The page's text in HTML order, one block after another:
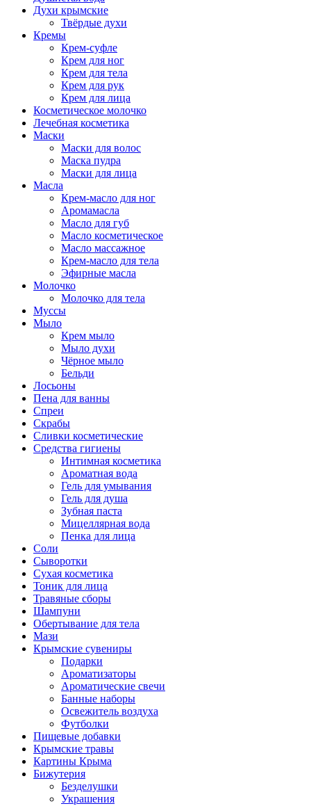
Духи крымские
Твёрдые духи
Кремы
Крем-суфле
Крем для ног
Крем для тела
Крем для рук
Крем для лица
Косметическое молочко
Лечебная косметика
Маски
Маски для волос
Маска пудра
Маски для лица
Масла
Крем-масло для ног
Аромамасла
Масло для губ
Масло косметическое
Масло массажное
Крем-масло для тела
Эфирные масла
Молочко
Молочко для тела
Муссы
Мыло
Крем мыло
Мыло духи
Чёрное мыло
Бельди
Лосьоны
Пена для ванны
Спреи
Скрабы
Сливки косметические
Средства гигиены
Интимная косметика
Ароматная вода
Гель для умывания
Гель для душа
Зубная паста
Мицеллярная вода
Пенка для лица
Соли
Сыворотки
Сухая косметика
Тоник для лица
Травяные сборы
Шампуни
Обертывание для тела
Мази
Крымские сувениры
Подарки
Ароматизаторы
Ароматические свечи
Банные наборы
Освежитель воздуха
Футболки
Пищевые добавки
Крымские травы
Картины Крыма
Бижутерия
Безделушки
Украшения